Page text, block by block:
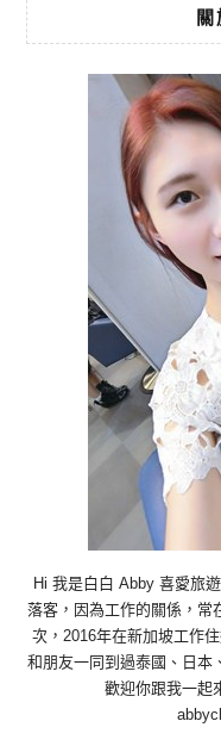
Hi 我是白白 Abby 喜愛旅
落客，因為工作的關係，常
次，2016年在新加坡工作
和朋友一同到過泰國、日本
歡迎你跟我一起